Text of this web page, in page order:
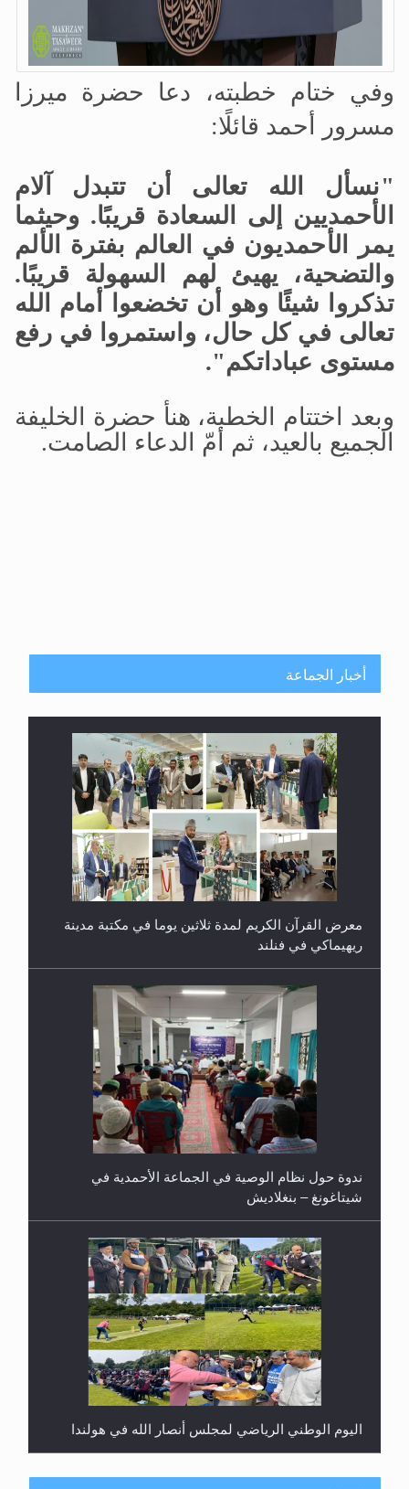
وفي ختام خطبته، دعا حضرة ميرزا
مسرور أحمد قائلًا:
"نسأل الله تعالى أن تتبدل آلام
الأحمديين إلى السعادة قريبًا. وحيثما
يمر الأحمديون في العالم بفترة الألم
والتضحية، يهيئ لهم
السهولة قريبًا.
تذكروا شيئًا وهو أن تخضعوا
أمام الله
تعالى في كل حال، واستمروا في رفع
مستوى عباداتكم".
وبعد اختتام الخطبة، هنأ حضرة الخليفة
الجميع بالعيد، ثم أمّ الدعاء الصامت.
أخبار الجماعة
معرض القرآن الكريم لمدة ثلاثين يوما في مكتبة مدينة
ريهيماكي في فنلند
ندوة حول نظام الوصية في الجماعة الأحمدية في
شيتاغونغ – بنغلاديش
اليوم الوطني الرياضي لمجلس أنصار الله في هولندا